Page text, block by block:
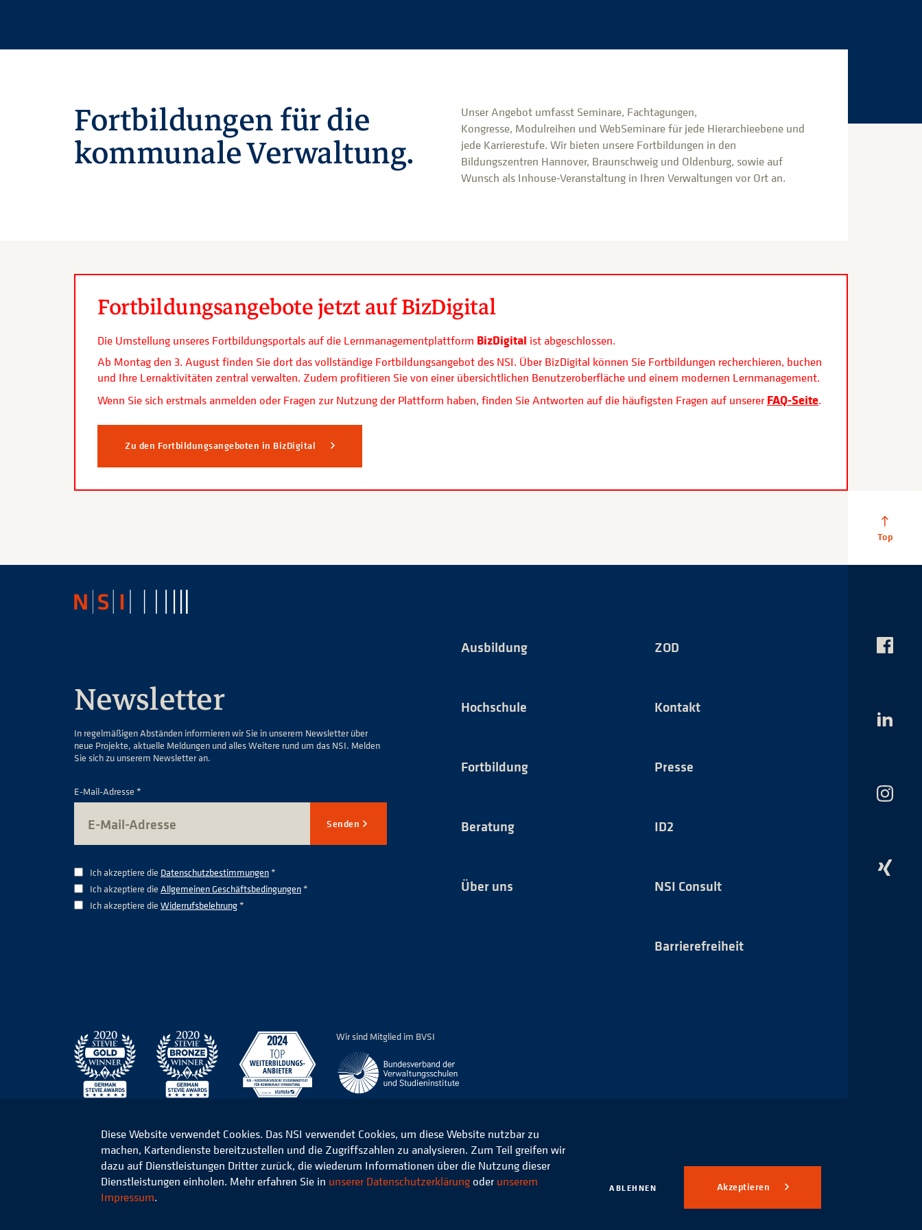
Fortbildungen für die
kommunale Verwaltung.
Unser Angebot umfasst Seminare, Fachtagungen,
Kongresse, Modulreihen und WebSeminare für jede Hierarchieebene und
jede Karrierestufe. Wir bieten unsere Fortbildungen in den
Bildungszentren Hannover, Braunschweig und Oldenburg, sowie auf
Wunsch als Inhouse-Veranstaltung in Ihren Verwaltungen vor Ort an.
Fortbildungsangebote jetzt auf BizDigital
Die Umstellung unseres Fortbildungsportals auf die Lernmanagementplattform BizDigital ist abgeschlossen.
Ab Montag den 3. August finden Sie dort das vollständige Fortbildungsangebot des NSI. Über BizDigital können Sie Fortbildungen recherchieren, buchen
und Ihre Lernaktivitäten zentral verwalten. Zudem profitieren Sie von einer übersichtlichen Benutzeroberfläche und einem modernen Lernmanagement.
Wenn Sie sich erstmals anmelden oder Fragen zur Nutzung der Plattform haben, finden Sie Antworten auf die häufigsten Fragen auf unserer FAQ-Seite.
Zu den Fortbildungsangeboten in BizDigital
Newsletter
In regelmäßigen Abständen informieren wir Sie in unserem Newsletter über
neue Projekte, aktuelle Meldungen und alles Weitere rund um das NSI. Melden
Sie sich zu unserem Newsletter an.
E-Mail-Adresse *
Senden
Ich akzeptiere die Datenschutzbestimmungen*
Ich akzeptiere die Allgemeinen Geschäftsbedingungen*
Ich akzeptiere die Widerrufsbelehrung*
Ausbildung
Hochschule
Fortbildung
Beratung
Über uns
ZOD
Kontakt
Presse
ID2
NSI Consult
Barrierefreiheit
Wir sind Mitglied im BVSI
Das
Das
Das
Das
© 2026 Niedersächsisches Studieninstitut für kommunale Verwaltung e.V. Datenschutz
Diese Website verwendet Cookies. Das NSI verwendet Cookies, um diese Website nutzbar zu
machen, Kartendienste bereitzustellen und die Zugriffszahlen zu analysieren. Zum Teil greifen wir
dazu auf Dienstleistungen Dritter zurück, die wiederum Informationen über die Nutzung dieser
Dienstleistungen einholen. Mehr erfahren Sie in unserer Datenschutzerklärung oder unserem
Impressum.
ABLEHNEN Akzeptieren